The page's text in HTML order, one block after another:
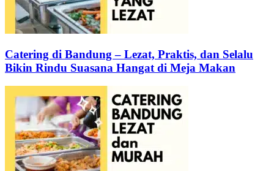
Catering di Bandung – Lezat, Praktis, dan Selalu
Bikin Rindu Suasana Hangat di Meja Makan